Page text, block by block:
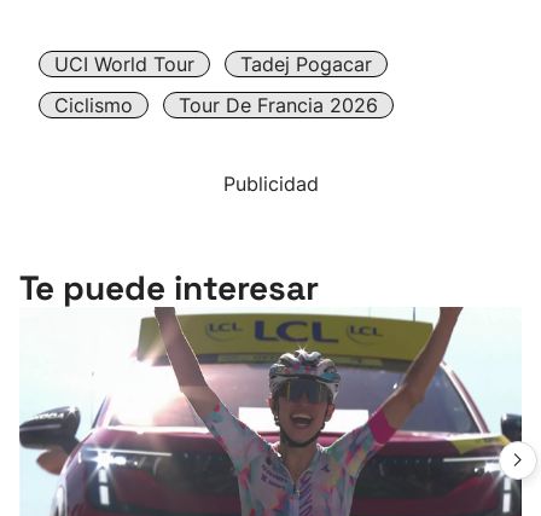
UCI World Tour
Tadej Pogacar
Ciclismo
Tour De Francia 2026
Publicidad
Te puede interesar